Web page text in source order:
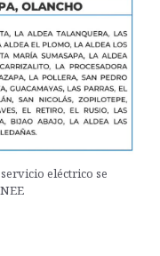
eléctrico se